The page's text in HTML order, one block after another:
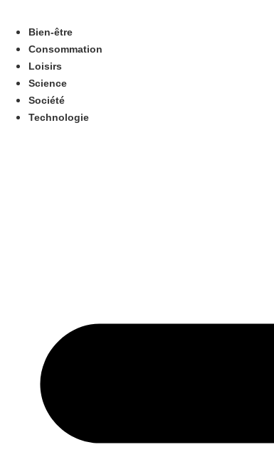
contenu
Bien-être
Consommation
Loisirs
Science
Société
Technologie